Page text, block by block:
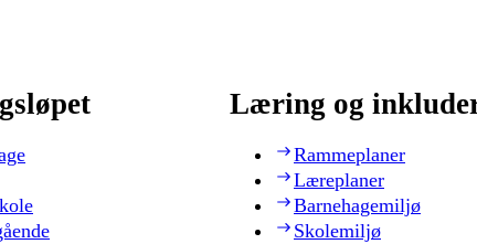
Læring og
Rammeplaner
Læreplaner
Barnehagemiljø
Skolemiljø